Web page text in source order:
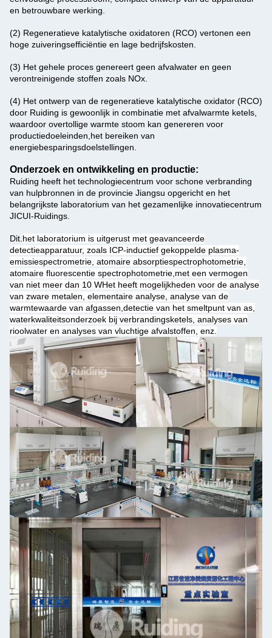
en betrouwbare werking.
(2) Regeneratieve katalytische oxidatoren (RCO) vertonen een
hoge zuiveringsefficiëntie en lage bedrijfskosten.
(3) Het gehele proces genereert geen afvalwater en geen
verontreinigende stoffen zoals NOx.
(4) Het ontwerp van de regeneratieve katalytische oxidator (RCO)
door Ruiding is gewoonlijk in combinatie met afvalwarmte ketels,
waardoor overtollige warmte stoom kan genereren voor
productiedoeleinden,het bereiken van
energiebesparingsdoelstellingen.
Onderzoek en ontwikkeling en productie:
Ruiding heeft het technologiecentrum voor schone verbranding
van hulpbronnen in de provincie Jiangsu opgericht en het
belangrijkste laboratorium van het gezamenlijke innovatiecentrum
JICUI-Ruidings.
Dit. het laboratorium is uitgerust met geavanceerde
detectieapparatuur, zoals ICP-inductief gekoppelde plasma-
emissiespectrometrie, atomaire absorptiespectrophotometrie,
atomaire fluorescentie spectrophotometrie,met een vermogen
van niet meer dan 10 WHet heeft mogelijkheden voor de analyse
van zware metalen, elementaire analyse, analyse van de
warmtewaarde van afgassen,detectie van het smeltpunt van as,
waterkwaliteitsonderzoek bij verbrandingsketels, analyses van
rioolwater en analyses van vluchtige afvalstoffen, enz.